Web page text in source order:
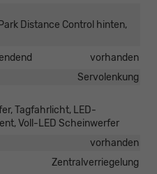
Distance Control hinten,
vorhanden
Servolenkung
Tagfahrlicht, LED-
Voll-LED Scheinwerfer
vorhanden
Zentralverriegelung